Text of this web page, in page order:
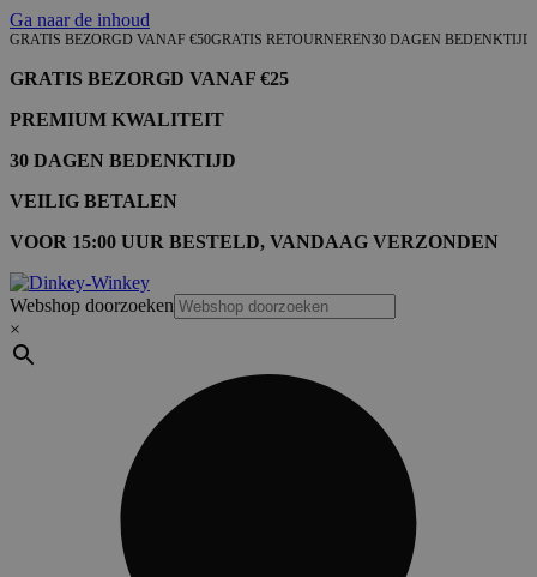
Ga naar de inhoud
GRATIS BEZORGD VANAF €50GRATIS RETOURNEREN30 DAGEN BEDENKTIJD
GRATIS BEZORGD VANAF €25
PREMIUM KWALITEIT
30 DAGEN BEDENKTIJD
VEILIG BETALEN
VOOR 15:00 UUR BESTELD, VANDAAG VERZONDEN
Webshop doorzoeken
×